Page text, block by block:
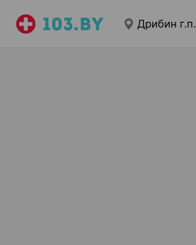
Дрибин г.п.